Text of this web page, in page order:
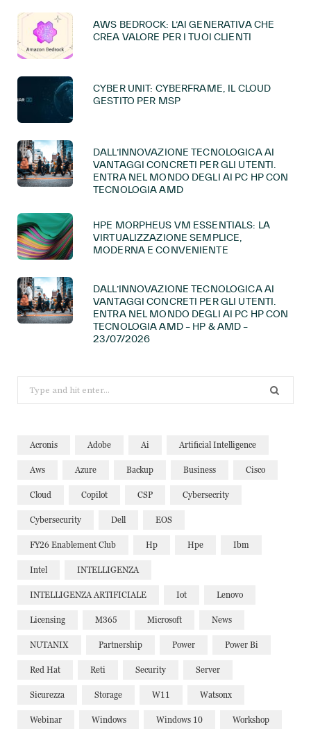
AWS BEDROCK: L’AI GENERATIVA CHE
CREA VALORE PER I TUOI CLIENTI
CYBER UNIT: CYBERFRAME, IL CLOUD
GESTITO PER MSP
DALL’INNOVAZIONE TECNOLOGICA AI
VANTAGGI CONCRETI PER GLI UTENTI.
ENTRA NEL MONDO DEGLI AI PC HP CON
TECNOLOGIA AMD
HPE MORPHEUS VM ESSENTIALS: LA
VIRTUALIZZAZIONE SEMPLICE,
MODERNA E CONVENIENTE
DALL’INNOVAZIONE TECNOLOGICA AI
VANTAGGI CONCRETI PER GLI UTENTI.
ENTRA NEL MONDO DEGLI AI PC HP CON
TECNOLOGIA AMD – HP & AMD –
23/07/2026
for:
Acronis Adobe Ai Artificial Intelligence
Aws Azure Backup Business Cisco
Cloud Copilot CSP Cybersecrity
Cybersecurity Dell EOS
FY26 Enablement Club Hp Hpe Ibm
Intel INTELLIGENZA
INTELLIGENZA ARTIFICIALE Iot Lenovo
Licensing M365 Microsoft News
NUTANIX Partnership Power Power Bi
Red Hat Reti Security Server
Sicurezza Storage W11 Watsonx
Webinar Windows Windows 10 Workshop